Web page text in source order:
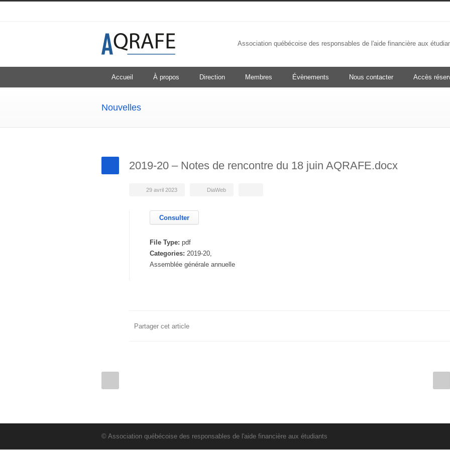
Association québécoise des responsables de l'aide financière aux
Accueil À propos Direction Membres Évènements Nous contacter Accès
Nouvelles
2019-20 – Notes de rencontre du 18 juin AQRAFE.docx
29 avril 2023 DiaWeb
Consulter
File Type: pdf
Categories: 2019-20,
Assemblée générale annuelle
Partager cet article
© Association québécoise des responsables de l'aide financière aux étudiants